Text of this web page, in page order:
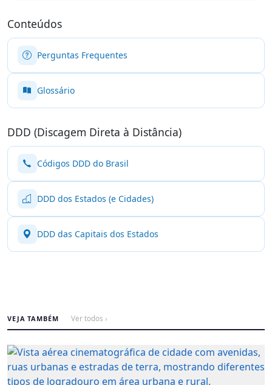
Conteúdos
Perguntas Frequentes
Glossário
DDD (Discagem Direta à Distância)
Códigos DDD do Brasil
DDD dos Estados (e Cidades)
DDD das Capitais dos Estados
VEJA TAMBÉM Ver todos ›